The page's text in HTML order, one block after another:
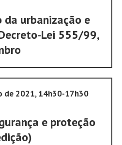
da urbanização e
Lei 555/99,
de 2021, 14h30-17h30
e proteção